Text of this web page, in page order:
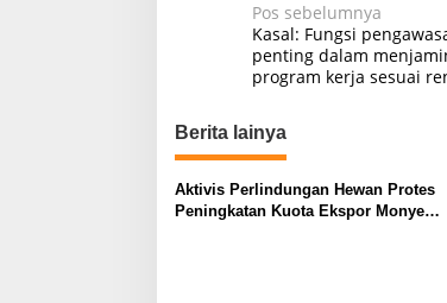
N
a
v
i
g
a
s
Pos sebelumnya
Kasal: Fungsi
penting dalam
program kerja sesuai
Berita lainya
Aktivis Perlindungan Hewan Protes
Peningkatan Kuota Ekspor Monyet